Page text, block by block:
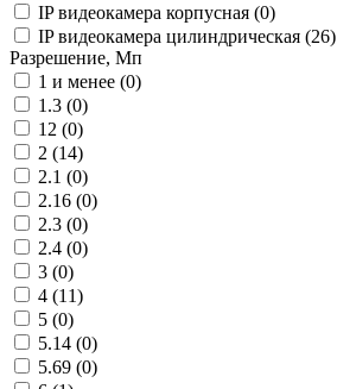
IP видеокамера корпусная (0)
IP видеокамера цилиндрическая (26)
Разрешение, Мп
1 и менее (0)
1.3 (0)
12 (0)
2 (14)
2.1 (0)
2.16 (0)
2.3 (0)
2.4 (0)
3 (0)
4 (11)
5 (0)
5.14 (0)
5.69 (0)